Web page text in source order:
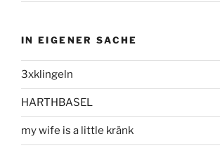
IN EIGENER SACHE
3xklingeln
HARTHBASEL
my wife is a little kränk